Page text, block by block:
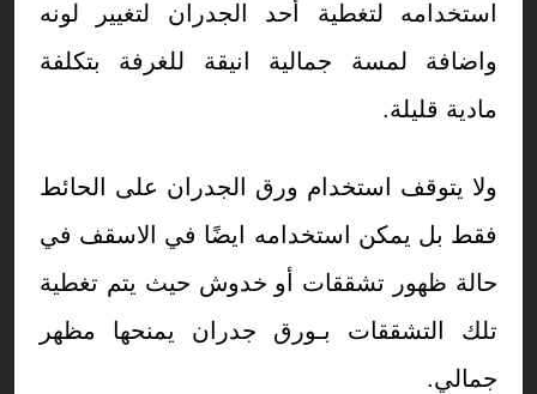
استخدامه لتغطية أحد الجدران لتغيير لونه
واضافة لمسة جمالية انيقة للغرفة بتكلفة
مادية قليلة.
ولا يتوقف استخدام ورق الجدران على الحائط
فقط بل يمكن استخدامه ايضًا في الاسقف في
حالة ظهور تشققات أو خدوش حيث يتم تغطية
تلك التشققات بـورق جدران يمنحها مظهر
جمالي.